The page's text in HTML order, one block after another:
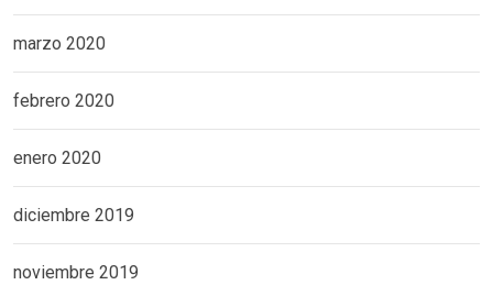
marzo 2020
febrero 2020
enero 2020
diciembre 2019
noviembre 2019